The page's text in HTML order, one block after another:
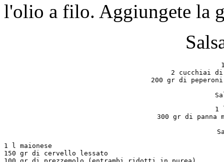
l'olio a filo. Aggiungete la
2 cucchiai di
200 gr di
1
300 gr di panna
1 l maionese
150 gr di cervello lessato